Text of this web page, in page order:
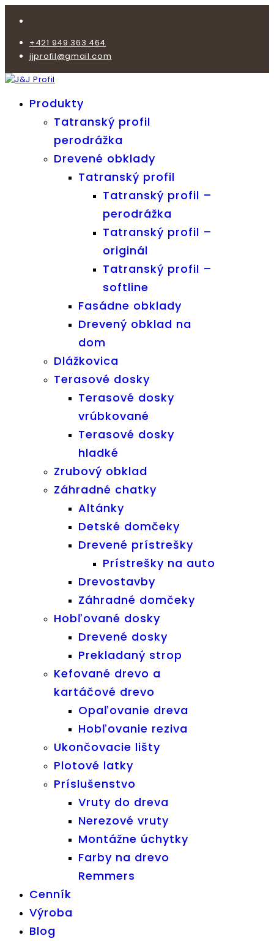
+421 949 363 464
jjprofil@gmail.com
Produkty
Tatranský profil
perodrážka
Drevené obklady
Tatranský profil
Tatranský profil –
perodrážka
Tatranský profil –
originál
Tatranský profil –
softline
Fasádne obklady
Drevený obklad na
dom
Dlážkovica
Terasové dosky
Terasové dosky
vrúbkované
Terasové dosky
hladké
Zrubový obklad
Záhradné chatky
Altánky
Detské domčeky
Drevené prístrešky
Prístrešky na auto
Drevostavby
Záhradné domčeky
Hobľované dosky
Drevené dosky
Prekladaný strop
Kefované drevo a
kartáčové drevo
Opaľovanie dreva
Hobľovanie reziva
Ukončovacie lišty
Plotové latky
Príslušenstvo
Vruty do dreva
Nerezové vruty
Montážne úchytky
Farby na drevo
Remmers
Cenník
Výroba
Blog